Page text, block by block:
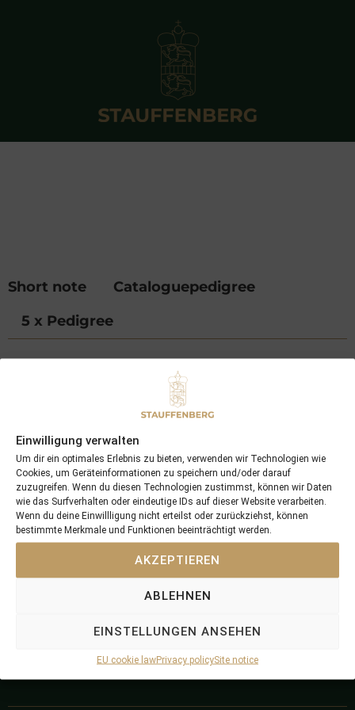
Einwilligung verwalten
Um dir ein optimales Erlebnis zu bieten, verwenden wir Technologien wie
Cookies, um Geräteinformationen zu speichern und/oder darauf
zuzugreifen. Wenn du diesen Technologien zustimmst, können wir Daten
wie das Surfverhalten oder eindeutige IDs auf dieser Website verarbeiten.
Wenn du deine Einwillligung nicht erteilst oder zurückziehst, können
bestimmte Merkmale und Funktionen beeinträchtigt werden.
AKZEPTIEREN
ABLEHNEN
EINSTELLUNGEN ANSEHEN
EU cookie lawPrivacy policySite notice
Short note
Cataloguepedigree
5 x Pedigree
+49 (0) 2599 740536
+49 (0) 171 6507181
info@stauffenberg.com
Find us here
Stauffenber
g
Stauffenber
g
Racing